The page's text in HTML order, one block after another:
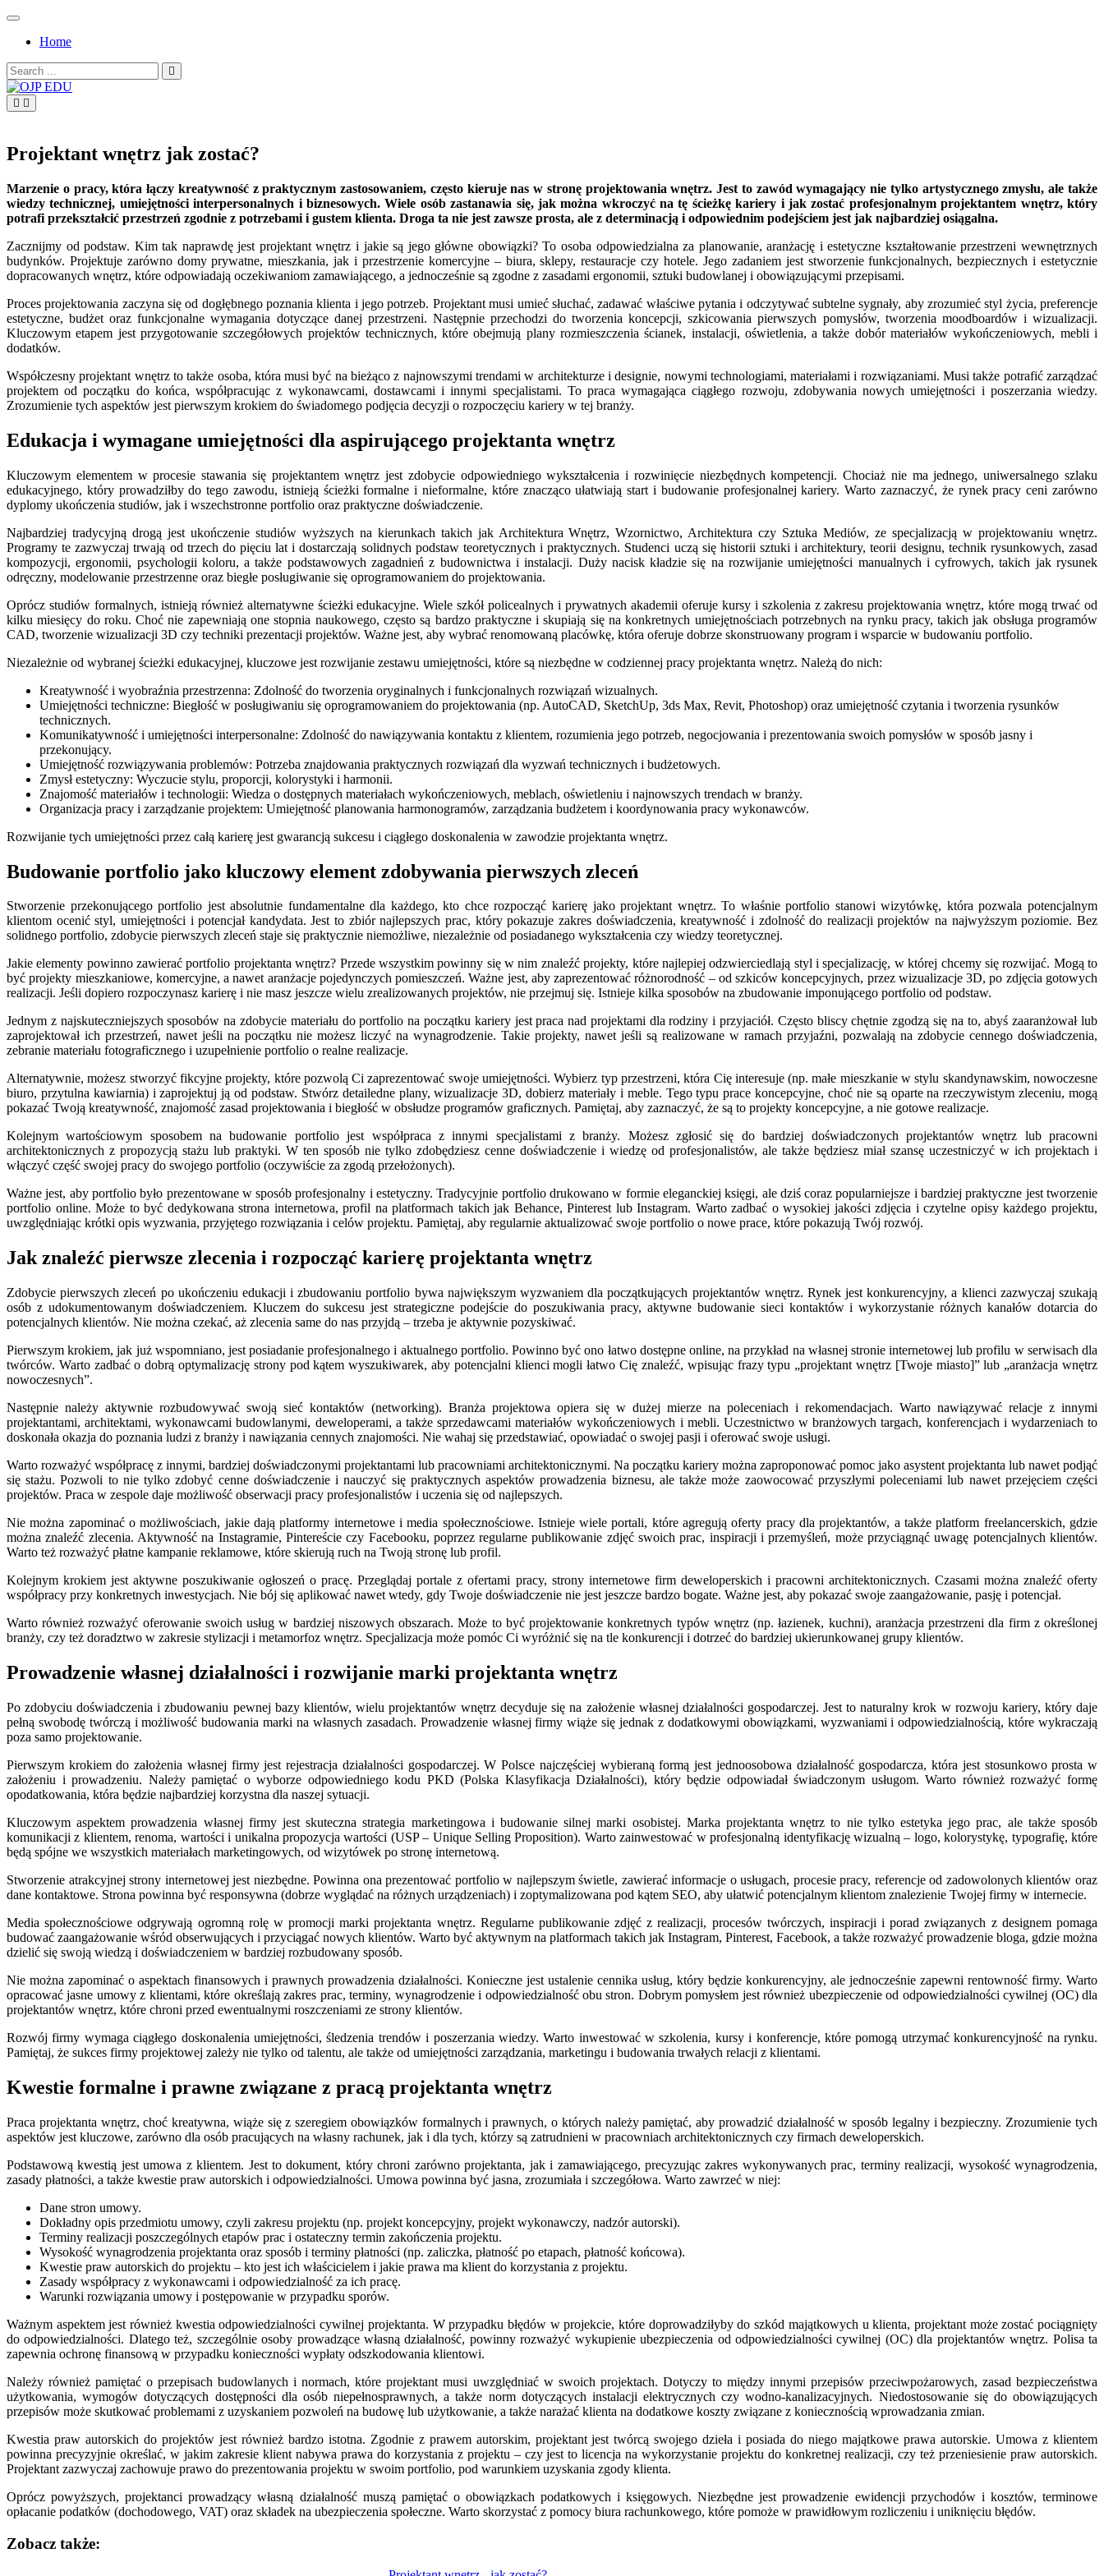
Skip
contentHome
Search
for:
Projektant wnętrz jak zostać?
Marzenie o pracy, która łączy kreatywność z praktycznym zastosowaniem, często kieruje nas w stronę projektowania wnętrz. Jest to zawód wymagający nie tylko artystycznego zmysłu, ale także
wiedzy technicznej, umiejętności interpersonalnych i biznesowych. Wiele osób zastanawia się, jak można wkroczyć na tę ścieżkę kariery i jak zostać profesjonalnym projektantem wnętrz, który
potrafi przekształcić przestrzeń zgodnie z potrzebami i gustem klienta. Droga ta nie jest zawsze prosta, ale z determinacją i odpowiednim podejściem jest jak najbardziej osiągalna.
Zacznijmy od podstaw. Kim tak naprawdę jest projektant wnętrz i jakie są jego główne obowiązki? To osoba odpowiedzialna za planowanie, aranżację i estetyczne kształtowanie przestrzeni wewnętrznych
budynków. Projektuje zarówno domy prywatne, mieszkania, jak i przestrzenie komercyjne – biura, sklepy, restauracje czy hotele. Jego zadaniem jest stworzenie funkcjonalnych, bezpiecznych i estetycznie
dopracowanych wnętrz, które odpowiadają oczekiwaniom zamawiającego, a jednocześnie są zgodne z zasadami ergonomii, sztuki budowlanej i obowiązującymi przepisami.
Proces projektowania zaczyna się od dogłębnego poznania klienta i jego potrzeb. Projektant musi umieć słuchać, zadawać właściwe pytania i odczytywać subtelne sygnały, aby zrozumieć styl życia, preferencje
estetyczne, budżet oraz funkcjonalne wymagania dotyczące danej przestrzeni. Następnie przechodzi do tworzenia koncepcji, szkicowania pierwszych pomysłów, tworzenia moodboardów i wizualizacji.
Kluczowym etapem jest przygotowanie szczegółowych projektów technicznych, które obejmują plany rozmieszczenia ścianek, instalacji, oświetlenia, a także dobór materiałów wykończeniowych, mebli i
dodatków.
Współczesny projektant wnętrz to także osoba, która musi być na bieżąco z najnowszymi trendami w architekturze i designie, nowymi technologiami, materiałami i rozwiązaniami. Musi także potrafić zarządzać
projektem od początku do końca, współpracując z wykonawcami, dostawcami i innymi specjalistami. To praca wymagająca ciągłego rozwoju, zdobywania nowych umiejętności i poszerzania wiedzy.
Zrozumienie tych aspektów jest pierwszym krokiem do świadomego podjęcia decyzji o rozpoczęciu kariery w tej branży.
Edukacja i wymagane umiejętności dla aspirującego projektanta wnętrz
Kluczowym elementem w procesie stawania się projektantem wnętrz jest zdobycie odpowiedniego wykształcenia i rozwinięcie niezbędnych kompetencji. Chociaż nie ma jednego, uniwersalnego szlaku
edukacyjnego, który prowadziłby do tego zawodu, istnieją ścieżki formalne i nieformalne, które znacząco ułatwiają start i budowanie profesjonalnej kariery. Warto zaznaczyć, że rynek pracy ceni zarówno
dyplomy ukończenia studiów, jak i wszechstronne portfolio oraz praktyczne doświadczenie.
Najbardziej tradycyjną drogą jest ukończenie studiów wyższych na kierunkach takich jak Architektura Wnętrz, Wzornictwo, Architektura czy Sztuka Mediów, ze specjalizacją w projektowaniu wnętrz.
Programy te zazwyczaj trwają od trzech do pięciu lat i dostarczają solidnych podstaw teoretycznych i praktycznych. Studenci uczą się historii sztuki i architektury, teorii designu, technik rysunkowych, zasad
kompozycji, ergonomii, psychologii koloru, a także podstawowych zagadnień z budownictwa i instalacji. Duży nacisk kładzie się na rozwijanie umiejętności manualnych i cyfrowych, takich jak rysunek
odręczny, modelowanie przestrzenne oraz biegłe posługiwanie się oprogramowaniem do projektowania.
Oprócz studiów formalnych, istnieją również alternatywne ścieżki edukacyjne. Wiele szkół policealnych i prywatnych akademii oferuje kursy i szkolenia z zakresu projektowania wnętrz, które mogą trwać od
kilku miesięcy do roku. Choć nie zapewniają one stopnia naukowego, często są bardzo praktyczne i skupiają się na konkretnych umiejętnościach potrzebnych na rynku pracy, takich jak obsługa programów
CAD, tworzenie wizualizacji 3D czy techniki prezentacji projektów. Ważne jest, aby wybrać renomowaną placówkę, która oferuje dobrze skonstruowany program i wsparcie w budowaniu portfolio.
Niezależnie od wybranej ścieżki edukacyjnej, kluczowe jest rozwijanie zestawu umiejętności, które są niezbędne w codziennej pracy projektanta wnętrz. Należą do nich:
Kreatywność i wyobraźnia przestrzenna: Zdolność do tworzenia oryginalnych i funkcjonalnych rozwiązań wizualnych.
Umiejętności techniczne: Biegłość w posługiwaniu się oprogramowaniem do projektowania (np. AutoCAD, SketchUp, 3ds Max, Revit, Photoshop) oraz umiejętność czytania i tworzenia rysunków
technicznych.
Komunikatywność i umiejętności interpersonalne: Zdolność do nawiązywania kontaktu z klientem, rozumienia jego potrzeb, negocjowania i prezentowania swoich pomysłów w sposób jasny i
przekonujący.
Umiejętność rozwiązywania problemów: Potrzeba znajdowania praktycznych rozwiązań dla wyzwań technicznych i budżetowych.
Zmysł estetyczny: Wyczucie stylu, proporcji, kolorystyki i harmonii.
Znajomość materiałów i technologii: Wiedza o dostępnych materiałach wykończeniowych, meblach, oświetleniu i najnowszych trendach w branży.
Organizacja pracy i zarządzanie projektem: Umiejętność planowania harmonogramów, zarządzania budżetem i koordynowania pracy wykonawców.
Rozwijanie tych umiejętności przez całą karierę jest gwarancją sukcesu i ciągłego doskonalenia w zawodzie projektanta wnętrz.
Budowanie portfolio jako kluczowy element zdobywania pierwszych zleceń
Stworzenie przekonującego portfolio jest absolutnie fundamentalne dla każdego, kto chce rozpocząć karierę jako projektant wnętrz. To właśnie portfolio stanowi wizytówkę, która pozwala potencjalnym
klientom ocenić styl, umiejętności i potencjał kandydata. Jest to zbiór najlepszych prac, który pokazuje zakres doświadczenia, kreatywność i zdolność do realizacji projektów na najwyższym poziomie. Bez
solidnego portfolio, zdobycie pierwszych zleceń staje się praktycznie niemożliwe, niezależnie od posiadanego wykształcenia czy wiedzy teoretycznej.
Jakie elementy powinno zawierać portfolio projektanta wnętrz? Przede wszystkim powinny się w nim znaleźć projekty, które najlepiej odzwierciedlają styl i specjalizację, w której chcemy się rozwijać. Mogą to
być projekty mieszkaniowe, komercyjne, a nawet aranżacje pojedynczych pomieszczeń. Ważne jest, aby zaprezentować różnorodność – od szkiców koncepcyjnych, przez wizualizacje 3D, po zdjęcia gotowych
realizacji. Jeśli dopiero rozpoczynasz karierę i nie masz jeszcze wielu zrealizowanych projektów, nie przejmuj się. Istnieje kilka sposobów na zbudowanie imponującego portfolio od podstaw.
Jednym z najskuteczniejszych sposobów na zdobycie materiału do portfolio na początku kariery jest praca nad projektami dla rodziny i przyjaciół. Często bliscy chętnie zgodzą się na to, abyś zaaranżował lub
zaprojektował ich przestrzeń, nawet jeśli na początku nie możesz liczyć na wynagrodzenie. Takie projekty, nawet jeśli są realizowane w ramach przyjaźni, pozwalają na zdobycie cennego doświadczenia,
zebranie materiału fotograficznego i uzupełnienie portfolio o realne realizacje.
Alternatywnie, możesz stworzyć fikcyjne projekty, które pozwolą Ci zaprezentować swoje umiejętności. Wybierz typ przestrzeni, która Cię interesuje (np. małe mieszkanie w stylu skandynawskim, nowoczesne
biuro, przytulna kawiarnia) i zaprojektuj ją od podstaw. Stwórz detailedne plany, wizualizacje 3D, dobierz materiały i meble. Tego typu prace koncepcyjne, choć nie są oparte na rzeczywistym zleceniu, mogą
pokazać Twoją kreatywność, znajomość zasad projektowania i biegłość w obsłudze programów graficznych. Pamiętaj, aby zaznaczyć, że są to projekty koncepcyjne, a nie gotowe realizacje.
Kolejnym wartościowym sposobem na budowanie portfolio jest współpraca z innymi specjalistami z branży. Możesz zgłosić się do bardziej doświadczonych projektantów wnętrz lub pracowni
architektonicznych z propozycją stażu lub praktyki. W ten sposób nie tylko zdobędziesz cenne doświadczenie i wiedzę od profesjonalistów, ale także będziesz miał szansę uczestniczyć w ich projektach i
włączyć część swojej pracy do swojego portfolio (oczywiście za zgodą przełożonych).
Ważne jest, aby portfolio było prezentowane w sposób profesjonalny i estetyczny. Tradycyjnie portfolio drukowano w formie eleganckiej księgi, ale dziś coraz popularniejsze i bardziej praktyczne jest tworzenie
portfolio online. Może to być dedykowana strona internetowa, profil na platformach takich jak Behance, Pinterest lub Instagram. Warto zadbać o wysokiej jakości zdjęcia i czytelne opisy każdego projektu,
uwzględniając krótki opis wyzwania, przyjętego rozwiązania i celów projektu. Pamiętaj, aby regularnie aktualizować swoje portfolio o nowe prace, które pokazują Twój rozwój.
Jak znaleźć pierwsze zlecenia i rozpocząć karierę projektanta wnętrz
Zdobycie pierwszych zleceń po ukończeniu edukacji i zbudowaniu portfolio bywa największym wyzwaniem dla początkujących projektantów wnętrz. Rynek jest konkurencyjny, a klienci zazwyczaj szukają
osób z udokumentowanym doświadczeniem. Kluczem do sukcesu jest strategiczne podejście do poszukiwania pracy, aktywne budowanie sieci kontaktów i wykorzystanie różnych kanałów dotarcia do
potencjalnych klientów. Nie można czekać, aż zlecenia same do nas przyjdą – trzeba je aktywnie pozyskiwać.
Pierwszym krokiem, jak już wspomniano, jest posiadanie profesjonalnego i aktualnego portfolio. Powinno być ono łatwo dostępne online, na przykład na własnej stronie internetowej lub profilu w serwisach dla
twórców. Warto zadbać o dobrą optymalizację strony pod kątem wyszukiwarek, aby potencjalni klienci mogli łatwo Cię znaleźć, wpisując frazy typu „projektant wnętrz [Twoje miasto]” lub „aranżacja wnętrz
nowoczesnych”.
Następnie należy aktywnie rozbudowywać swoją sieć kontaktów (networking). Branża projektowa opiera się w dużej mierze na poleceniach i rekomendacjach. Warto nawiązywać relacje z innymi
projektantami, architektami, wykonawcami budowlanymi, deweloperami, a także sprzedawcami materiałów wykończeniowych i mebli. Uczestnictwo w branżowych targach, konferencjach i wydarzeniach to
doskonała okazja do poznania ludzi z branży i nawiązania cennych znajomości. Nie wahaj się przedstawiać, opowiadać o swojej pasji i oferować swoje usługi.
Warto rozważyć współpracę z innymi, bardziej doświadczonymi projektantami lub pracowniami architektonicznymi. Na początku kariery można zaproponować pomoc jako asystent projektanta lub nawet podjąć
się stażu. Pozwoli to nie tylko zdobyć cenne doświadczenie i nauczyć się praktycznych aspektów prowadzenia biznesu, ale także może zaowocować przyszłymi poleceniami lub nawet przejęciem części
projektów. Praca w zespole daje możliwość obserwacji pracy profesjonalistów i uczenia się od najlepszych.
Nie można zapominać o możliwościach, jakie dają platformy internetowe i media społecznościowe. Istnieje wiele portali, które agregują oferty pracy dla projektantów, a także platform freelancerskich, gdzie
można znaleźć zlecenia. Aktywność na Instagramie, Pintereście czy Facebooku, poprzez regularne publikowanie zdjęć swoich prac, inspiracji i przemyśleń, może przyciągnąć uwagę potencjalnych klientów.
Warto też rozważyć płatne kampanie reklamowe, które skierują ruch na Twoją stronę lub profil.
Kolejnym krokiem jest aktywne poszukiwanie ogłoszeń o pracę. Przeglądaj portale z ofertami pracy, strony internetowe firm deweloperskich i pracowni architektonicznych. Czasami można znaleźć oferty
współpracy przy konkretnych inwestycjach. Nie bój się aplikować nawet wtedy, gdy Twoje doświadczenie nie jest jeszcze bardzo bogate. Ważne jest, aby pokazać swoje zaangażowanie, pasję i potencjał.
Warto również rozważyć oferowanie swoich usług w bardziej niszowych obszarach. Może to być projektowanie konkretnych typów wnętrz (np. łazienek, kuchni), aranżacja przestrzeni dla firm z określonej
branży, czy też doradztwo w zakresie stylizacji i metamorfoz wnętrz. Specjalizacja może pomóc Ci wyróżnić się na tle konkurencji i dotrzeć do bardziej ukierunkowanej grupy klientów.
Prowadzenie własnej działalności i rozwijanie marki projektanta wnętrz
Po zdobyciu doświadczenia i zbudowaniu pewnej bazy klientów, wielu projektantów wnętrz decyduje się na założenie własnej działalności gospodarczej. Jest to naturalny krok w rozwoju kariery, który daje
pełną swobodę twórczą i możliwość budowania marki na własnych zasadach. Prowadzenie własnej firmy wiąże się jednak z dodatkowymi obowiązkami, wyzwaniami i odpowiedzialnością, które wykraczają
poza samo projektowanie.
Pierwszym krokiem do założenia własnej firmy jest rejestracja działalności gospodarczej. W Polsce najczęściej wybieraną formą jest jednoosobowa działalność gospodarcza, która jest stosunkowo prosta w
założeniu i prowadzeniu. Należy pamiętać o wyborze odpowiedniego kodu PKD (Polska Klasyfikacja Działalności), który będzie odpowiadał świadczonym usługom. Warto również rozważyć formę
opodatkowania, która będzie najbardziej korzystna dla naszej sytuacji.
Kluczowym aspektem prowadzenia własnej firmy jest skuteczna strategia marketingowa i budowanie silnej marki osobistej. Marka projektanta wnętrz to nie tylko estetyka jego prac, ale także sposób
komunikacji z klientem, renoma, wartości i unikalna propozycja wartości (USP – Unique Selling Proposition). Warto zainwestować w profesjonalną identyfikację wizualną – logo, kolorystykę, typografię, które
będą spójne we wszystkich materiałach marketingowych, od wizytówek po stronę internetową.
Stworzenie atrakcyjnej strony internetowej jest niezbędne. Powinna ona prezentować portfolio w najlepszym świetle, zawierać informacje o usługach, procesie pracy, referencje od zadowolonych klientów oraz
dane kontaktowe. Strona powinna być responsywna (dobrze wyglądać na różnych urządzeniach) i zoptymalizowana pod kątem SEO, aby ułatwić potencjalnym klientom znalezienie Twojej firmy w internecie.
Media społecznościowe odgrywają ogromną rolę w promocji marki projektanta wnętrz. Regularne publikowanie zdjęć z realizacji, procesów twórczych, inspiracji i porad związanych z designem pomaga
budować zaangażowanie wśród obserwujących i przyciągać nowych klientów. Warto być aktywnym na platformach takich jak Instagram, Pinterest, Facebook, a także rozważyć prowadzenie bloga, gdzie można
dzielić się swoją wiedzą i doświadczeniem w bardziej rozbudowany sposób.
Nie można zapominać o aspektach finansowych i prawnych prowadzenia działalności. Konieczne jest ustalenie cennika usług, który będzie konkurencyjny, ale jednocześnie zapewni rentowność firmy. Warto
opracować jasne umowy z klientami, które określają zakres prac, terminy, wynagrodzenie i odpowiedzialność obu stron. Dobrym pomysłem jest również ubezpieczenie od odpowiedzialności cywilnej (OC) dla
projektantów wnętrz, które chroni przed ewentualnymi roszczeniami ze strony klientów.
Rozwój firmy wymaga ciągłego doskonalenia umiejętności, śledzenia trendów i poszerzania wiedzy. Warto inwestować w szkolenia, kursy i konferencje, które pomogą utrzymać konkurencyjność na rynku.
Pamiętaj, że sukces firmy projektowej zależy nie tylko od talentu, ale także od umiejętności zarządzania, marketingu i budowania trwałych relacji z klientami.
Kwestie formalne i prawne związane z pracą projektanta wnętrz
Praca projektanta wnętrz, choć kreatywna, wiąże się z szeregiem obowiązków formalnych i prawnych, o których należy pamiętać, aby prowadzić działalność w sposób legalny i bezpieczny. Zrozumienie tych
aspektów jest kluczowe, zarówno dla osób pracujących na własny rachunek, jak i dla tych, którzy są zatrudnieni w pracowniach architektonicznych czy firmach deweloperskich.
Podstawową kwestią jest umowa z klientem. Jest to dokument, który chroni zarówno projektanta, jak i zamawiającego, precyzując zakres wykonywanych prac, terminy realizacji, wysokość wynagrodzenia,
zasady płatności, a także kwestie praw autorskich i odpowiedzialności. Umowa powinna być jasna, zrozumiała i szczegółowa. Warto zawrzeć w niej:
Dane stron umowy.
Dokładny opis przedmiotu umowy, czyli zakresu projektu (np. projekt koncepcyjny, projekt wykonawczy, nadzór autorski).
Terminy realizacji poszczególnych etapów prac i ostateczny termin zakończenia projektu.
Wysokość wynagrodzenia projektanta oraz sposób i terminy płatności (np. zaliczka, płatność po etapach, płatność końcowa).
Kwestie praw autorskich do projektu – kto jest ich właścicielem i jakie prawa ma klient do korzystania z projektu.
Zasady współpracy z wykonawcami i odpowiedzialność za ich pracę.
Warunki rozwiązania umowy i postępowanie w przypadku sporów.
Ważnym aspektem jest również kwestia odpowiedzialności cywilnej projektanta. W przypadku błędów w projekcie, które doprowadziłyby do szkód majątkowych u klienta, projektant może zostać pociągnięty
do odpowiedzialności. Dlatego też, szczególnie osoby prowadzące własną działalność, powinny rozważyć wykupienie ubezpieczenia od odpowiedzialności cywilnej (OC) dla projektantów wnętrz. Polisa ta
zapewnia ochronę finansową w przypadku konieczności wypłaty odszkodowania klientowi.
Należy również pamiętać o przepisach budowlanych i normach, które projektant musi uwzględniać w swoich projektach. Dotyczy to między innymi przepisów przeciwpożarowych, zasad bezpieczeństwa
użytkowania, wymogów dotyczących dostępności dla osób niepełnosprawnych, a także norm dotyczących instalacji elektrycznych czy wodno-kanalizacyjnych. Niedostosowanie się do obowiązujących
przepisów może skutkować problemami z uzyskaniem pozwoleń na budowę lub użytkowanie, a także narażać klienta na dodatkowe koszty związane z koniecznością wprowadzania zmian.
Kwestia praw autorskich do projektów jest również bardzo istotna. Zgodnie z prawem autorskim, projektant jest twórcą swojego dzieła i posiada do niego majątkowe prawa autorskie. Umowa z klientem
powinna precyzyjnie określać, w jakim zakresie klient nabywa prawa do korzystania z projektu – czy jest to licencja na wykorzystanie projektu do konkretnej realizacji, czy też przeniesienie praw autorskich.
Projektant zazwyczaj zachowuje prawo do prezentowania projektu w swoim portfolio, pod warunkiem uzyskania zgody klienta.
Oprócz powyższych, projektanci prowadzący własną działalność muszą pamiętać o obowiązkach podatkowych i księgowych. Niezbędne jest prowadzenie ewidencji przychodów i kosztów, terminowe
opłacanie podatków (dochodowego, VAT) oraz składek na ubezpieczenia społeczne. Warto skorzystać z pomocy biura rachunkowego, które pomoże w prawidłowym rozliczeniu i uniknięciu błędów.
Zobacz także: